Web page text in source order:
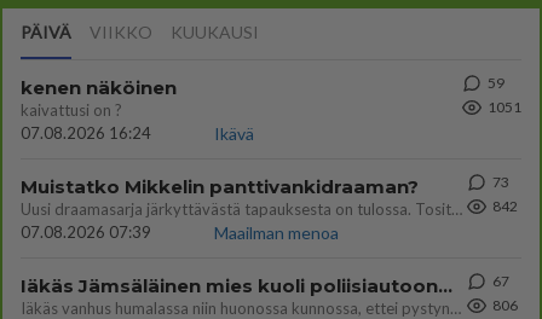
PÄIVÄ VIIKKO KUUKAUSI
kenen näköinen
kaivattusi on ?
07.08.2026 16:24
Ikävä
59
1051
Muistatko Mikkelin panttivankidraaman?
Uusi draamasarja järkyttävästä tapauksesta on tulossa. Tositapahtumiin perustuva sarja ammentaa vuoden 1986 Mikkelin pan
07.08.2026 07:39
Maailman menoa
73
842
Iäkäs Jämsäläinen mies kuoli poliisiautoon matkalla Jyväskylän putkaan
Iäkäs vanhus humalassa niin huonossa kunnossa, ettei pystynyt huolehtimaan itsestään niin ainoa apu sillä hetkellä oli
67
806